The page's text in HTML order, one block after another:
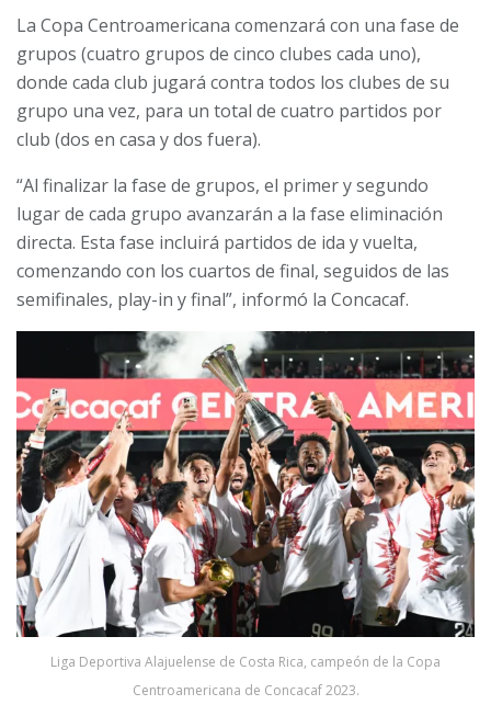
La Copa Centroamericana comenzará con una fase de
grupos (cuatro grupos de cinco clubes cada uno),
donde cada club jugará contra todos los clubes de su
grupo una vez, para un total de cuatro partidos por
club (dos en casa y dos fuera).
“Al finalizar la fase de grupos, el primer y segundo
lugar de cada grupo avanzarán a la fase eliminación
directa. Esta fase incluirá partidos de ida y vuelta,
comenzando con los cuartos de final, seguidos de las
semifinales, play-in y final”, informó la Concacaf.
Liga Deportiva Alajuelense de Costa Rica, campeón de la Copa
Centroamericana de Concacaf 2023.